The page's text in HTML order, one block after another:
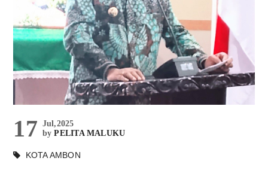
17 Jul,2025
byPELITA MALUKU
KOTA AMBON